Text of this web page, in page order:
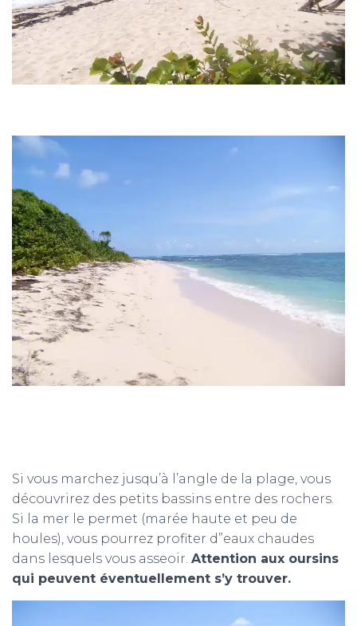
Si vous marchez jusqu’à l’angle de la plage, vous
découvrirez des petits bassins entre des rochers.
Si la mer le permet (marée haute et peu de
houles), vous pourrez profiter d”eaux chaudes
dans lesquels vous asseoir. Attention aux oursins
qui peuvent éventuellement s’y trouver.